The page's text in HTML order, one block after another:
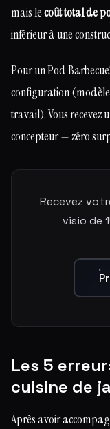
mais lecoût total de
inférieur à une
Pour un Pod
configuration
travail). Vous recevez
concepteur — zéro
Recevez
visio de
Les 5
cuisine de
Après avoir